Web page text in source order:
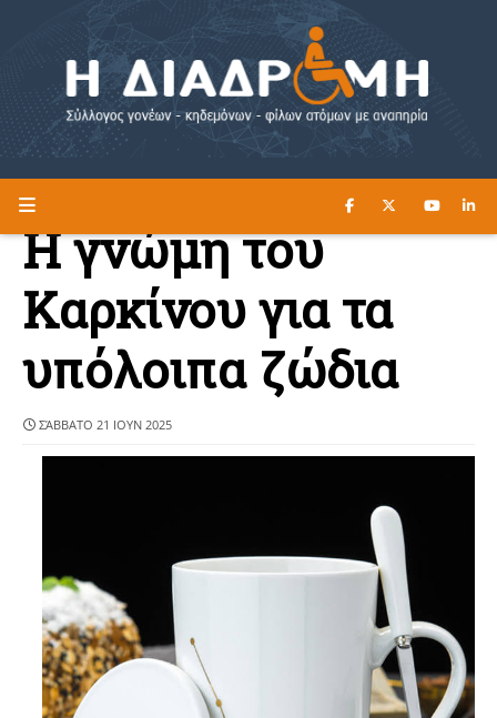
Η ΔΙΑΔΡΟΜΗ ΔΙΑΒΑΣΤΕ ΕΔΩ ►
H γνώμη του
Καρκίνου για τα
υπόλοιπα ζώδια
ΣΆΒΒΑΤΟ 21 ΙΟΥΝ 2025